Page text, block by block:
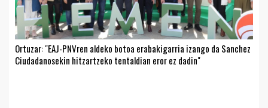
Ortuzar: "EAJ-PNVren aldeko botoa erabakigarria izango da Sanchez
Ciudadanosekin hitzartzeko tentaldian eror ez dadin"